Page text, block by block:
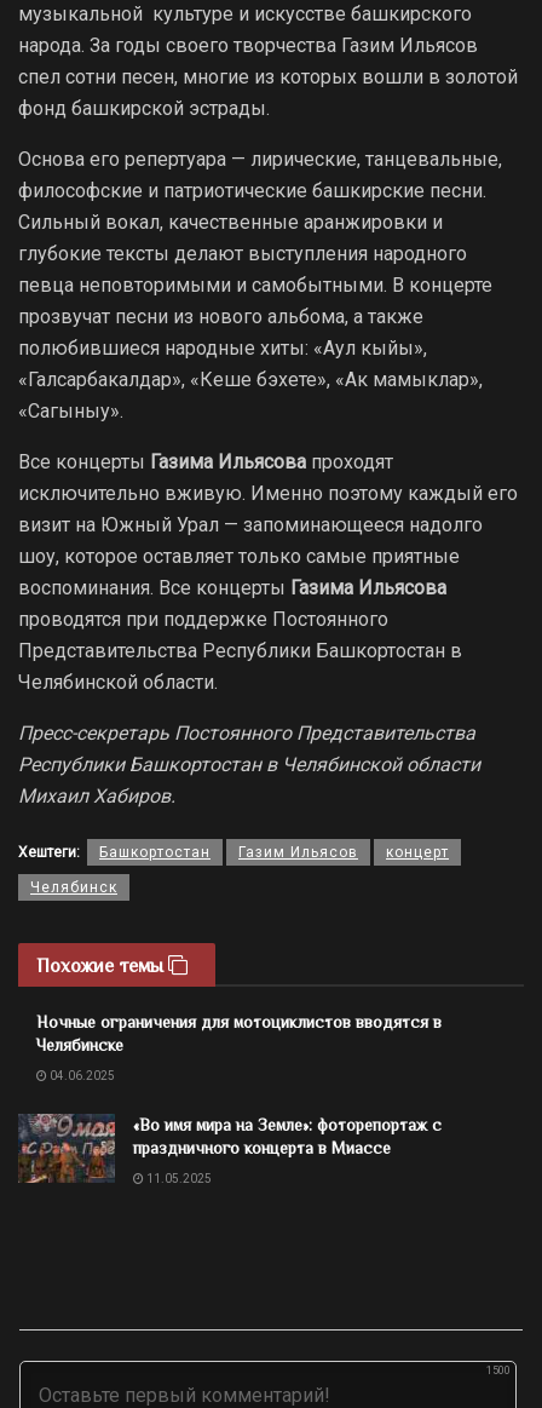
музыкальной культуре и искусстве башкирского
народа. За годы своего творчества Газим Ильясов
спел сотни песен, многие из которых вошли в золотой
фонд башкирской эстрады.
Основа его репертуара — лирические, танцевальные,
философские и патриотические башкирские песни.
Сильный вокал, качественные аранжировки и
глубокие тексты делают выступления народного
певца неповторимыми и самобытными. В концерте
прозвучат песни из нового альбома, а также
полюбившиеся народные хиты: «Аул кыйы»,
«Галсарбакалдар», «Кеше бэхете», «Ак мамыклар»,
«Сагыныу».
Все концерты Газима Ильясова проходят
исключительно вживую. Именно поэтому каждый его
визит на Южный Урал — запоминающееся надолго
шоу, которое оставляет только самые приятные
воспоминания. Все концерты Газима Ильясова
проводятся при поддержке Постоянного
Представительства Республики Башкортостан в
Челябинской области.
Пресс-секретарь Постоянного Представительства
Республики Башкортостан в Челябинской области
Михаил Хабиров.
Хештеги: Башкортостан Газим Ильясов концерт
Челябинск
Похожие темы
Ночные ограничения для мотоциклистов вводятся в
Челябинске
04.06.2025
«Во имя мира на Земле»: фоторепортаж с
праздничного концерта в Миассе
11.05.2025
1500